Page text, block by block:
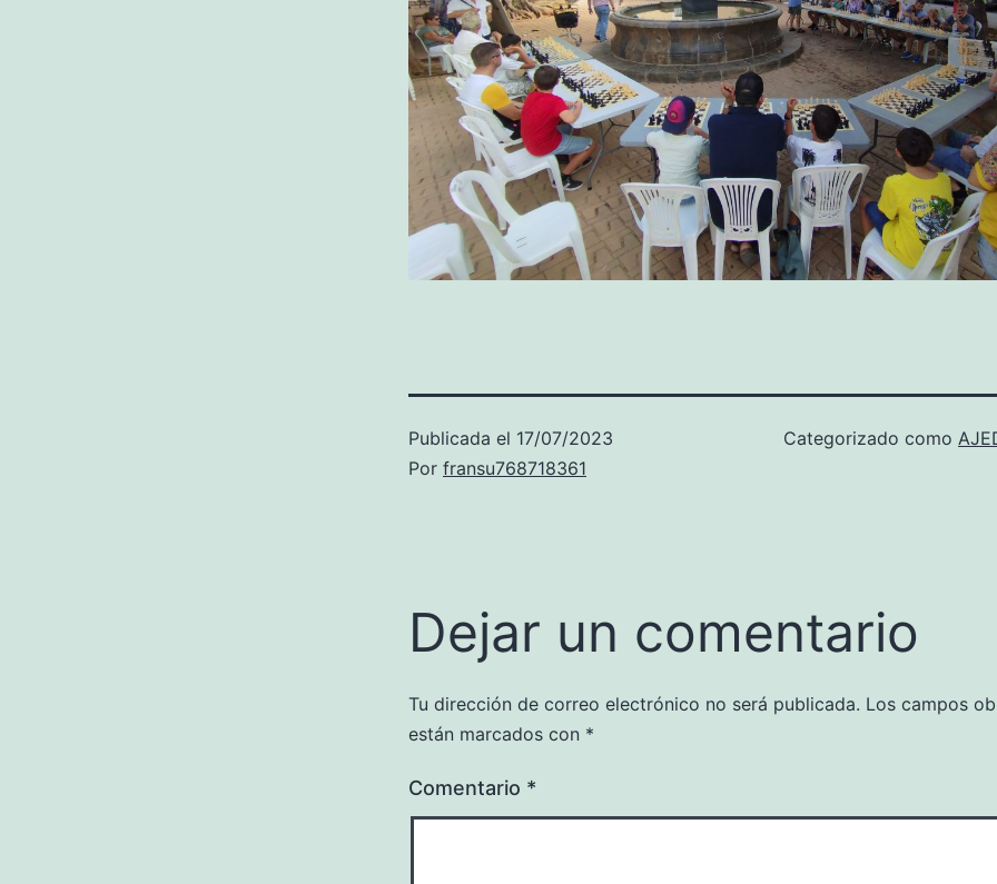
Publicada el 17/07/2023
Por fransu768718361
Categorizado como
Dejar un comentario
Tu dirección de correo electrónico no será publicada. Los campos
están marcados con *
Comentario *